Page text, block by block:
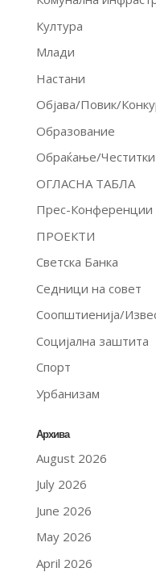
Култура
Млади
Настани
Објава/Повик/
Образование
Обраќање/Честитки
ОГЛАСНА ТАБЛА
Прес-Конференции
ПРОЕКТИ
Светска Банка
Седници на совет
Соопштиенија/
Социјална заштита
Спорт
Урбанизам
Архива
August 2026
July 2026
June 2026
May 2026
April 2026